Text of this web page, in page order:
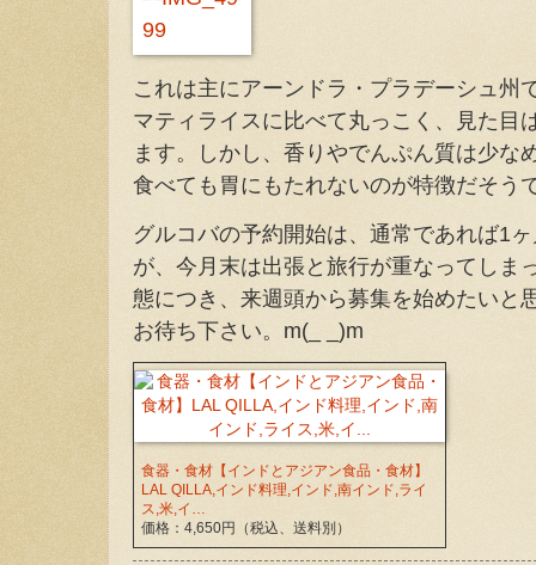
これは主にアーンドラ・プラデーシュ州
マティライスに比べて丸っこく、見た目
ます。しかし、香りやでんぷん質は少な
食べても胃にもたれないのが特徴だそう
グルコバの予約開始は、通常であれば1
が、今月末は出張と旅行が重なってしま
態につき、来週頭から募集を始めたいと
お待ち下さい。m(_ _)m
食器・食材【インドとアジアン食品・食材】
LAL QILLA,インド料理,インド,南インド,ライ
ス,米,イ…
価格：4,650円（税込、送料別）